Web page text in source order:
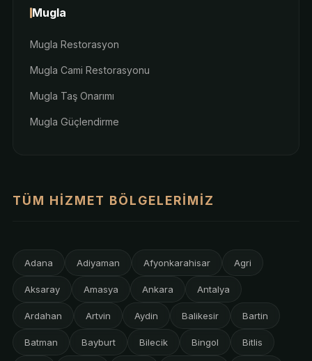
Mugla
Mugla Restorasyon
Mugla Cami Restorasyonu
Mugla Taş Onarımı
Mugla Güçlendirme
TÜM HIZMET BÖLGELERIMIZ
Adana Adiyaman Afyonkarahisar Agri
Aksaray Amasya Ankara Antalya
Ardahan Artvin Aydin Balikesir Bartin
Batman Bayburt Bilecik Bingol Bitlis